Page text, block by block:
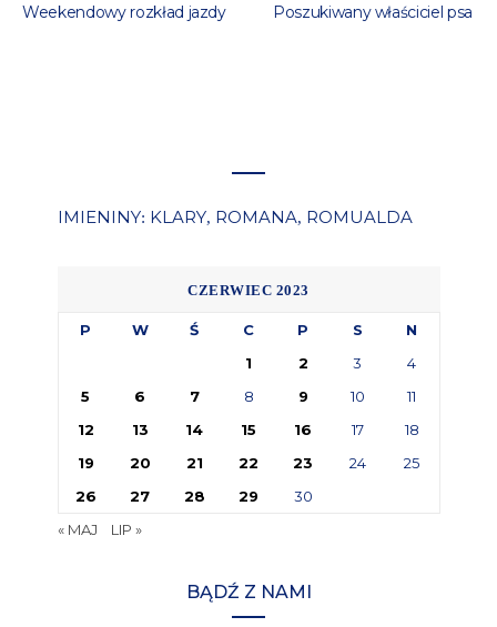
Weekendowy rozkład jazdy Poszukiwany właściciel psa
IMIENINY: KLARY, ROMANA, ROMUALDA
CZERWIEC 2023
P W Ś C P S
N
1
2 3
4
5
6 7 8 9 10
11
12
13 14 15 16 17
18
19
20 21 22 23 24
25
26
27 28 29
30
« MAJ
LIP »
BĄDŹ Z NAMI